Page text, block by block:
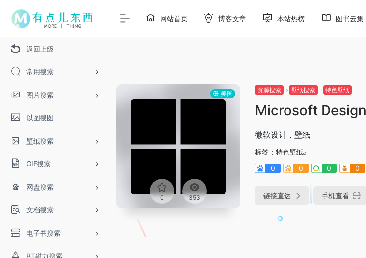
返回上级
常用搜索
图片搜索
以图搜图
壁纸搜索
GIF搜索
网盘搜索
文档搜索
电子书搜索
BT磁力搜索
网站首页 博客文章 本站热榜 图书云集
美国
0 353
资源搜索 壁纸搜索 特色壁纸
Microsoft Design
微软设计，壁纸
标签： 特色壁纸
0
0 0 0
链接直达 手机查看